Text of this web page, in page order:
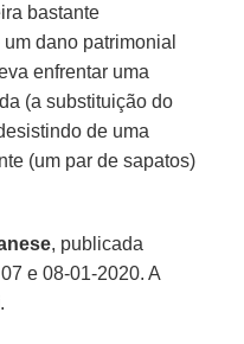
bastante
dano patrimonial
enfrentar uma
(a substituição do
de uma
(um par de sapatos)
, publicada
e 08-01-2020. A
.